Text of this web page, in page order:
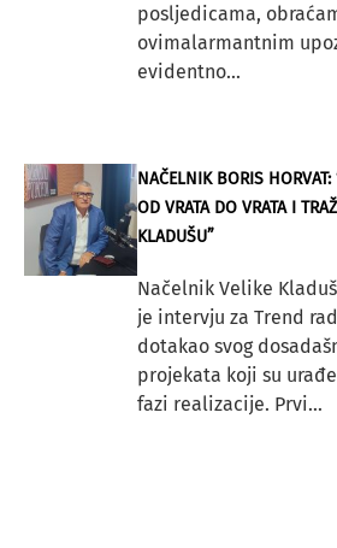
posljedicama,
ovimalarmantnim
evidentno...
NAČELNIK BORIS HORVAT:
OD VRATA DO VRATA I
KLADUŠU”
Načelnik Velike
je intervju za Trend
dotakao svog
projekata koji su
fazi realizacije. Prvi...